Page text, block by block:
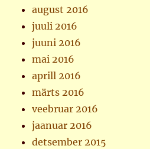
august 2016
juuli 2016
juuni 2016
mai 2016
aprill 2016
märts 2016
veebruar 2016
jaanuar 2016
detsember 2015